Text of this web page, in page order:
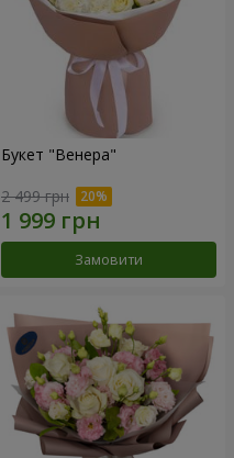
Букет "Венера"
2 499 грн
Замовити